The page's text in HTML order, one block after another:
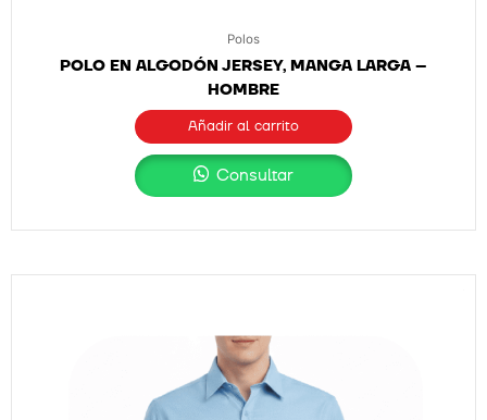
Polos
POLO EN ALGODÓN JERSEY, MANGA LARGA –
HOMBRE
Añadir al carrito
Consultar